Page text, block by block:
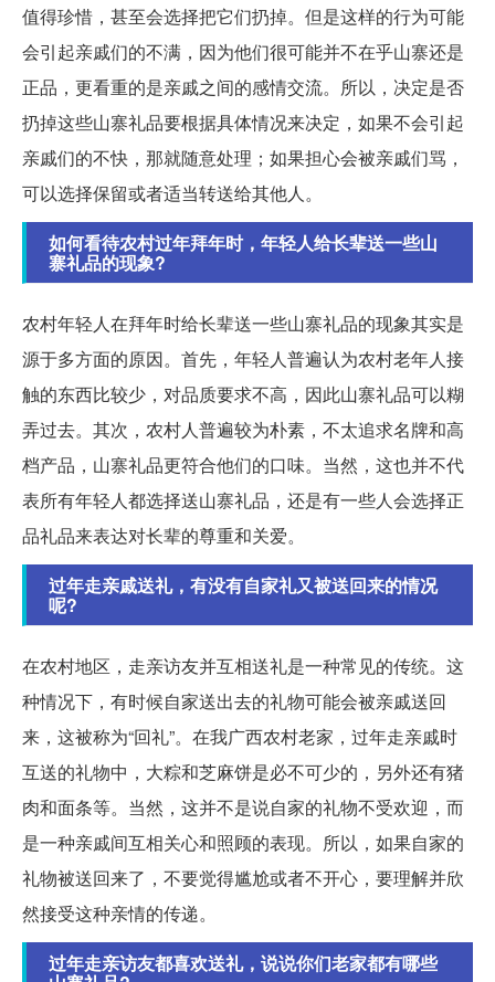
值得珍惜，甚至会选择把它们扔掉。但是这样的行为可能
会引起亲戚们的不满，因为他们很可能并不在乎山寨还是
正品，更看重的是亲戚之间的感情交流。所以，决定是否
扔掉这些山寨礼品要根据具体情况来决定，如果不会引起
亲戚们的不快，那就随意处理；如果担心会被亲戚们骂，
可以选择保留或者适当转送给其他人。
如何看待农村过年拜年时，年轻人给长辈送一些山
寨礼品的现象?
农村年轻人在拜年时给长辈送一些山寨礼品的现象其实是
源于多方面的原因。首先，年轻人普遍认为农村老年人接
触的东西比较少，对品质要求不高，因此山寨礼品可以糊
弄过去。其次，农村人普遍较为朴素，不太追求名牌和高
档产品，山寨礼品更符合他们的口味。当然，这也并不代
表所有年轻人都选择送山寨礼品，还是有一些人会选择正
品礼品来表达对长辈的尊重和关爱。
过年走亲戚送礼，有没有自家礼又被送回来的情况
呢?
在农村地区，走亲访友并互相送礼是一种常见的传统。这
种情况下，有时候自家送出去的礼物可能会被亲戚送回
来，这被称为“回礼”。在我广西农村老家，过年走亲戚时
互送的礼物中，大粽和芝麻饼是必不可少的，另外还有猪
肉和面条等。当然，这并不是说自家的礼物不受欢迎，而
是一种亲戚间互相关心和照顾的表现。所以，如果自家的
礼物被送回来了，不要觉得尴尬或者不开心，要理解并欣
然接受这种亲情的传递。
过年走亲访友都喜欢送礼，说说你们老家都有哪些